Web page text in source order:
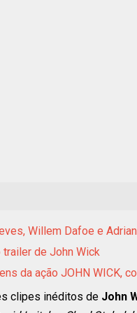
Willem Dafoe e
de John Wick
da ação JOHN WICK,
clipes inéditos de John